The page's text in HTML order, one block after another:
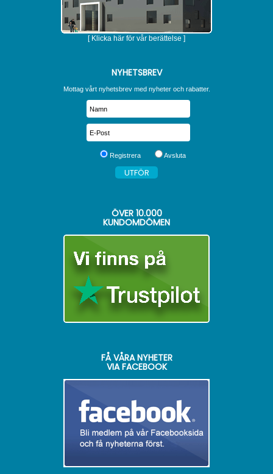
[ Klicka här för vår berättelse ]
NYHETSBREV
Mottag vårt nyhetsbrev med nyheter och rabatter.
Registrera Avsluta
ÖVER 10.000
KUNDOMDÖMEN
FÅ VÅRA NYHETER
VIA FACEBOOK